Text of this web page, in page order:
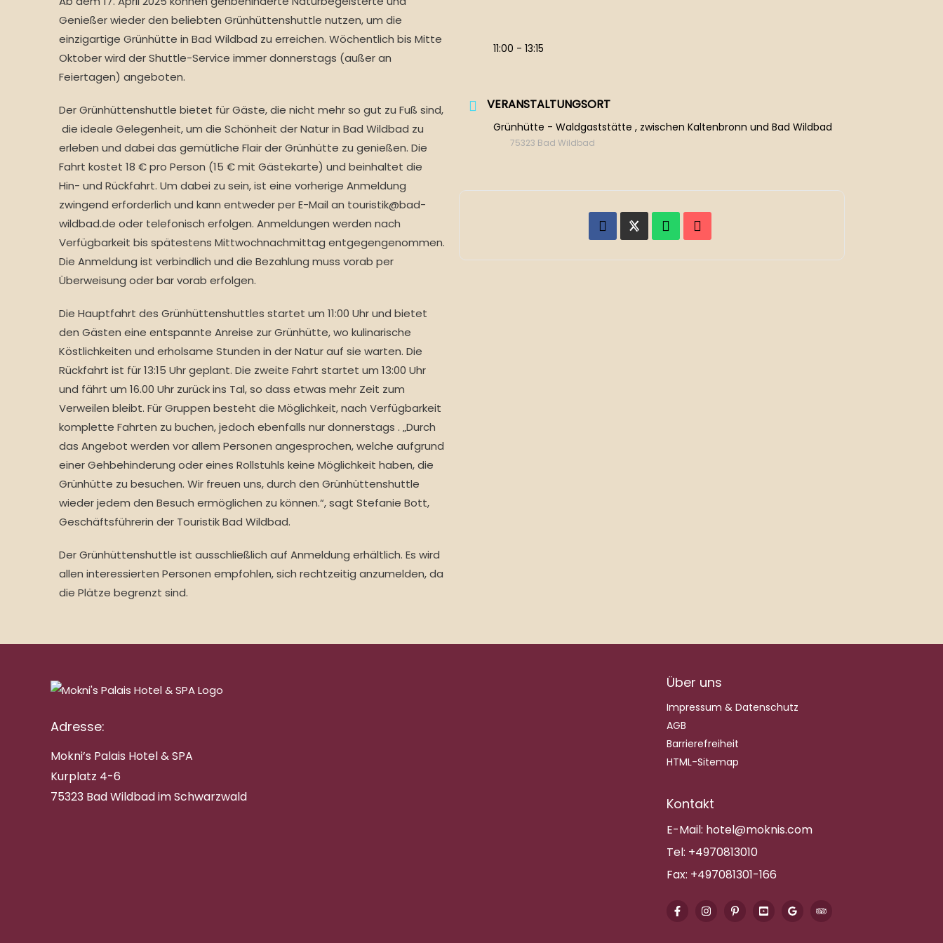
Genießer wieder den beliebten Grünhüttenshuttle nutzen, um die
einzigartige Grünhütte in Bad Wildbad zu erreichen. Wöchentlich bis Mitte
Oktober wird der Shuttle-Service immer donnerstags (außer an
Feiertagen) angeboten.
Der Grünhüttenshuttle bietet für Gäste, die nicht mehr so gut zu Fuß sind,
die ideale Gelegenheit, um die Schönheit der Natur in Bad Wildbad zu
erleben und dabei das gemütliche Flair der Grünhütte zu genießen. Die
Fahrt kostet 18 € pro Person (15 € mit Gästekarte) und beinhaltet die
Hin- und Rückfahrt. Um dabei zu sein, ist eine vorherige Anmeldung
zwingend erforderlich und kann entweder per E-Mail an touristik@bad-
wildbad.de oder telefonisch erfolgen. Anmeldungen werden nach
Verfügbarkeit bis spätestens Mittwochnachmittag entgegengenommen.
Die Anmeldung ist verbindlich und die Bezahlung muss vorab per
Überweisung oder bar vorab erfolgen.
Die Hauptfahrt des Grünhüttenshuttles startet um 11:00 Uhr und bietet
den Gästen eine entspannte Anreise zur Grünhütte, wo kulinarische
Köstlichkeiten und erholsame Stunden in der Natur auf sie warten. Die
Rückfahrt ist für 13:15 Uhr geplant. Die zweite Fahrt startet um 13:00 Uhr
und fährt um 16.00 Uhr zurück ins Tal, so dass etwas mehr Zeit zum
Verweilen bleibt. Für Gruppen besteht die Möglichkeit, nach Verfügbarkeit
komplette Fahrten zu buchen, jedoch ebenfalls nur donnerstags . „Durch
das Angebot werden vor allem Personen angesprochen, welche aufgrund
einer Gehbehinderung oder eines Rollstuhls keine Möglichkeit haben, die
Grünhütte zu besuchen. Wir freuen uns, durch den Grünhüttenshuttle
wieder jedem den Besuch ermöglichen zu können.“, sagt Stefanie Bott,
Geschäftsführerin der Touristik Bad Wildbad.
Der Grünhüttenshuttle ist ausschließlich auf Anmeldung erhältlich. Es wird
allen interessierten Personen empfohlen, sich rechtzeitig anzumelden, da
die Plätze begrenzt sind.
11:00 - 13:15
VERANSTALTUNGSORT
Grünhütte - Waldgaststätte , zwischen Kaltenbronn und Bad Wildbad
75323 Bad Wildbad
Adresse:
Mokni’s Palais Hotel & SPA
Kurplatz 4-6
75323 Bad Wildbad im Schwarzwald
Über uns
Impressum & Datenschutz
AGB
Barrierefreiheit
HTML-Sitemap
Kontakt
E-Mail: hotel@moknis.com
Tel: +4970813010
Fax: +497081301-166